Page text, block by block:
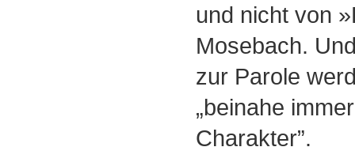
und nicht von
Mosebach.
zur Parole
„beinahe
Charakter”.